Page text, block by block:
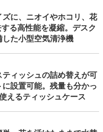
に、ニオイやホコリ、花
る高性能を凝縮。デスク
た小型空気清浄機
ィッシュの詰め替えが可
設置可能。残量も分かっ
えるティッシュケース